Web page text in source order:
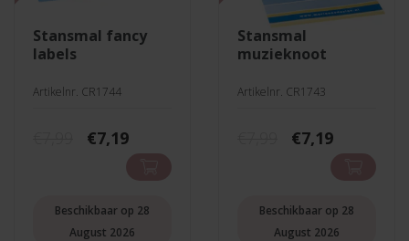
stansmal fancy
labels
Artikelnr. CR1744
Oorspronkelijke
€7,99.
€7,19Huidige
prijs
is:
€7,19.
Beschikbaar op 28
August 2026
stansmal
muzieknoot
Artikelnr. CR1743
€7,99.
€7,19Huidige
prijs
is:
€7,19.
Beschikbaar op 28
August 2026